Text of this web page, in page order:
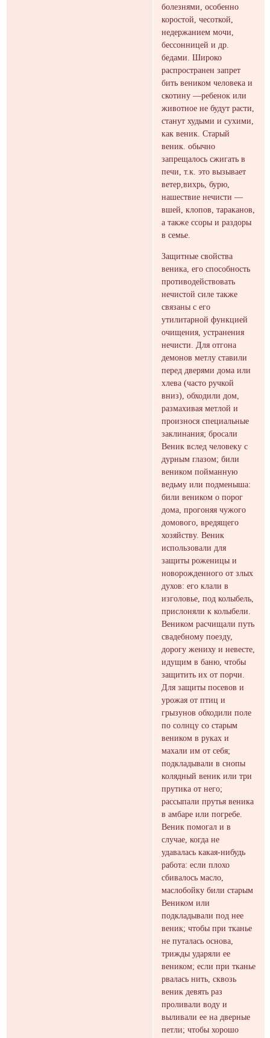
болезнями, особенно
коростой, чесоткой,
недержанием мочи,
бессонницей и др.
бедами. Широко
распространен запрет
бить веником человека и
скотину —ребенок или
животное не будут расти,
станут худыми и сухими,
как веник. Старый
веник. обычно
запрещалось сжигать в
печи, т.к. это вызывает
ветер,вихрь, бурю,
нашествие нечисти —
вшей, клопов, тараканов,
а также ссоры и раздоры
в семье.
Защитные свойства
веника, его способность
противодействовать
нечистой силе также
связаны с его
утилитарной функцией
очищения, устранения
нечисти. Для отгона
демонов метлу ставили
перед дверями дома или
хлева (часто ручкой
вниз), обходили дом,
размахивая метлой и
произнося специальные
заклинания; бросали
Веник вслед человеку с
дурным глазом; били
веником пойманную
ведьму или подменыша:
били веником о порог
дома, прогоняя чужого
домового, вредящего
хозяйству. Веник
использовали для
защиты роженицы и
новорожденного от злых
духов: его клали в
изголовье, под колыбель,
прислоняли к колыбели.
Веником расчищали путь
свадебному поезду,
дорогу жениху и невесте,
идущим в баню, чтобы
защитить их от порчи.
Для защиты посевов и
урожая от птиц и
грызунов обходили поле
по солнцу со старым
веником в руках и
махали им от себя;
подкладывали в снопы
колядный веник или три
прутика от него;
рассыпали прутья веника
в амбаре или погребе.
Веник помогал и в
случае, когда не
удавалась какая-нибудь
работа: если плохо
сбивалось масло,
маслобойку били старым
Веником или
подкладывали под нее
веник; чтобы при тканье
не путалась основа,
трижды ударяли ее
веником; если при тканье
рвалась нить, сквозь
веник девять раз
проливали воду и
выливали ее на дверные
петли; чтобы хорошо